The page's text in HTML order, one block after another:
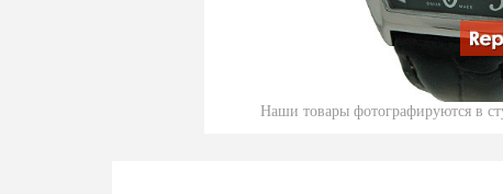
Наши товары фотографируются в